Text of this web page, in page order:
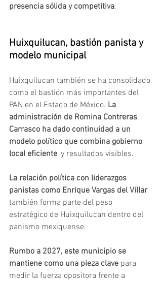
presencia sólida y competitiva.
Huixquilucan, bastión panista y
modelo municipal
Huixquilucan también se ha consolidado
como el bastión más importantes del
PAN en el Estado de México. La
administración de Romina Contreras
Carrasco ha dado continuidad a un
modelo político que combina gobierno
local eficiente, y resultados visibles.
La relación política con liderazgos
panistas como Enrique Vargas del Villar
también forma parte del peso
estratégico de Huixquilucan dentro del
panismo mexiquense.
Rumbo a 2027, este municipio se
mantiene como una pieza clave para
medir la fuerza opositora frente a